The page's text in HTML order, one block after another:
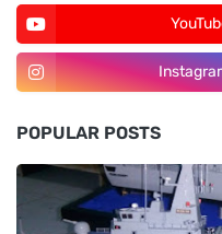
POPULAR POSTS